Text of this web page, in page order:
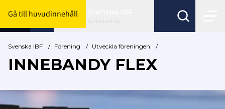
Gå till huvudinnehåll
Byt förbund här
Svenska IBF / Förening / Utveckla föreningen /
INNEBANDY FLEX